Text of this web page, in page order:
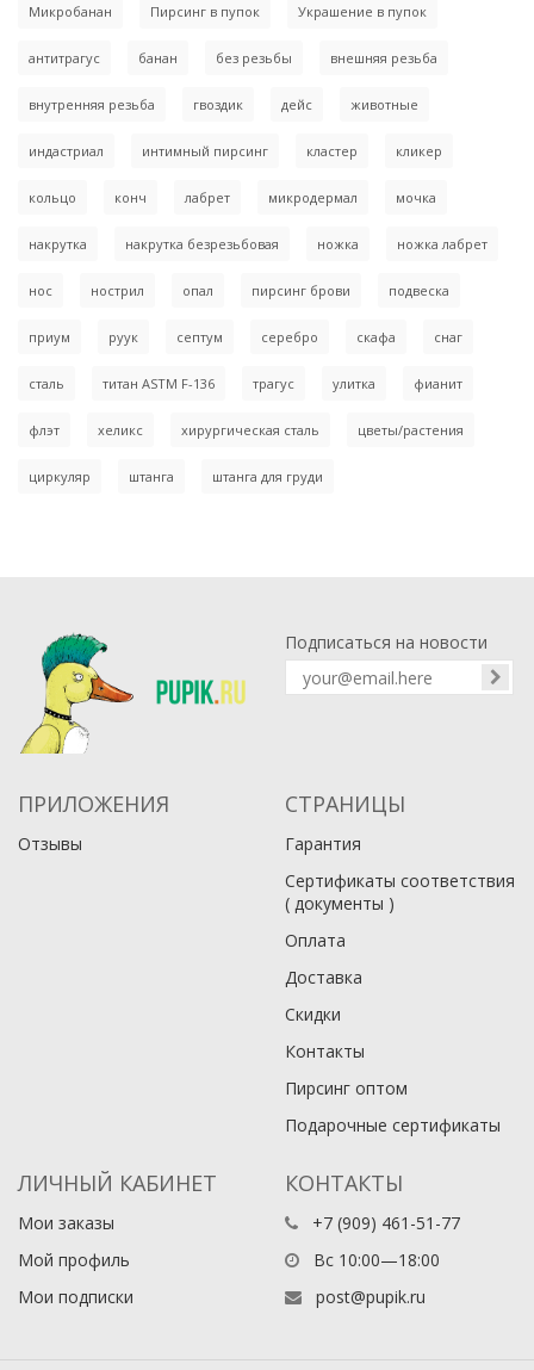
Микробанан Пирсинг в пупок Украшение в пупок
антитрагус банан без резьбы внешняя резьба
внутренняя резьба гвоздик дейс животные
индастриал интимный пирсинг кластер кликер
кольцо конч лабрет микродермал мочка
накрутка накрутка безрезьбовая ножка ножка лабрет
нос нострил опал пирсинг брови подвеска
приум руук септум серебро скафа снаг
сталь титан ASTM F-136 трагус улитка фианит
флэт хеликс хирургическая сталь цветы/растения
циркуляр штанга штанга для груди
Подписаться на новости
ПРИЛОЖЕНИЯ
Отзывы
СТРАНИЦЫ
Гарантия
Сертификаты соответствия
( документы )
Оплата
Доставка
Скидки
Контакты
Пирсинг оптом
Подарочные сертификаты
ЛИЧНЫЙ КАБИНЕТ
Мои заказы
Мой профиль
Мои подписки
КОНТАКТЫ
+7 (909) 461-51-77
Вс 10:00—18:00
post@pupik.ru